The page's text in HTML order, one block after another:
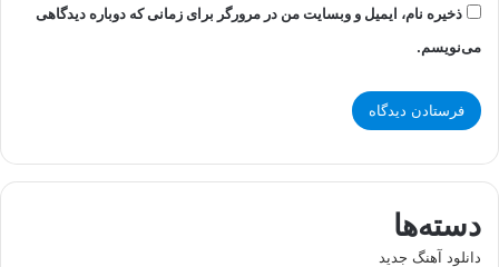
ذخیره نام، ایمیل و وبسایت من در مرورگر برای زمانی که دوباره دیدگاهی
می‌نویسم.
دسته‌ها
دانلود آهنگ جدید